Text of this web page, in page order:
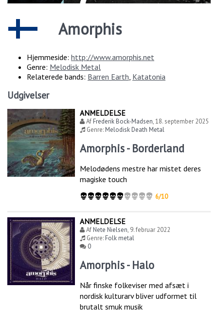
Amorphis
Hjemmeside: http://www.amorphis.net
Genre: Melodisk Metal
Relaterede bands: Barren Earth Katatonia
Udgivelser
ANMELDELSE
AfFrederik Bock-Madsen,18. september 2025
Genre:Melodisk Death Metal
Amorphis - Borderland
Melodødens mestre har mistet deres
magiske touch
6/10
ANMELDELSE
AfNete Nielsen, 9. februar 2022
Genre:Folk metal
0
Amorphis - Halo
Når finske folkeviser med afsæt i
nordisk kulturarv bliver udformet til
brutalt smuk musik